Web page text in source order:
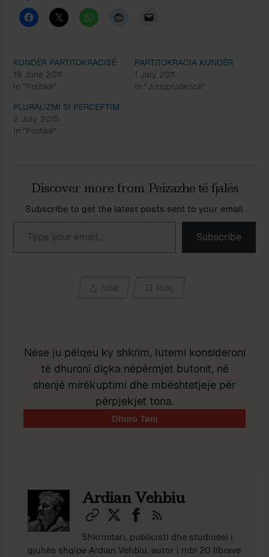
KUNDËR PARTITOKRACISË
19 June 2011
In "Politikë"
PARTITOKRACIA KUNDËR
1 July 2011
In "Jurisprudencë"
PLURALIZMI SI PERCEPTIM
2 July 2015
In "Politikë"
Discover more from Peizazhe të fjalës
Subscribe to get the latest posts sent to your email.
Type your email…
Subscribe
Ndaj Ruaj
Nëse ju pëlqeu ky shkrim, lutemi konsideroni
të dhuroni diçka nëpërmjet butonit, në
shenjë mirëkuptimi dhe mbështetjeje për
përpjekjet tona.
Ardian Vehbiu
Shkrimtari, publicisti dhe studiuesi i
gjuhës shqipe Ardian Vehbiu, autor i mbi 20 librave